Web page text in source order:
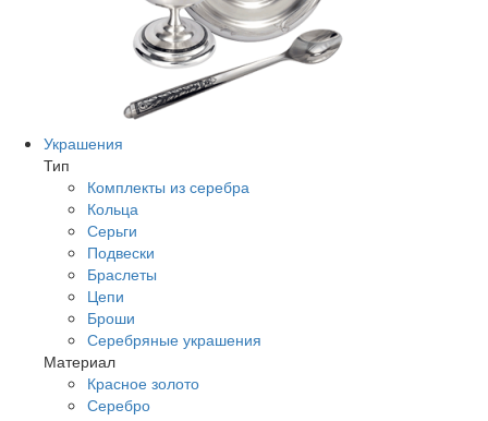
Украшения
Тип
Комплекты из серебра
Кольца
Серьги
Подвески
Браслеты
Цепи
Броши
Серебряные украшения
Материал
Красное золото
Серебро